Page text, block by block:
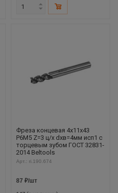
Фреза концевая 4х11х43
Р6М5 Z=3 ц/х dхв=4мм исп1 с
торцевым зубом ГОСТ 32831-
2014 Beltools
Арт.: ri.190.674
87 ₽/шт